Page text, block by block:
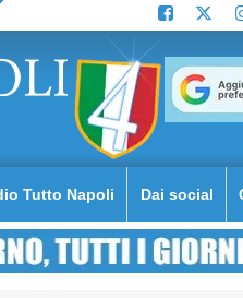
Tutto Napoli Dai social